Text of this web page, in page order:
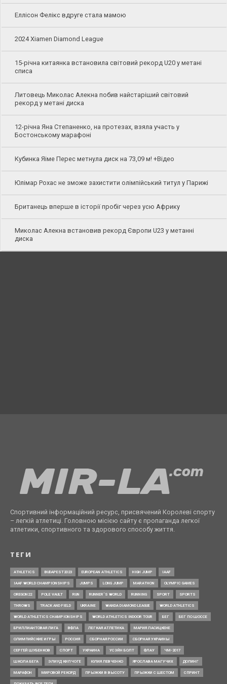
Еллісон Фелікс вдруге стала мамою
2024 Xiamen Diamond League
15-річна китаянка встановила світовий рекорд U20 у метані
списа
Литовець Миколас Алекна побив найстаріший світовий
рекорд у метані диска
12-річна Яна Степаненко, на протезах, взяла участь у
Бостонському марафоні
Кубинка Яіме Перес метнула диск на 73,09 м! +Відео
Юлімар Рохас не зможе захистити олімпійський титул у Парижі
Британець вперше в історії пробіг через усю Африку
Миколас Алекна встановив рекорд Європи U23 у метанні
диска
Спортивний інформаційний ресурс, присвячений Королеві спорту
– легкій атлетиці. Головною місією сайту є пропаганда легкої
атлетики, спортивного та здорового способу життя.
ТЕГИ
ATHLETICS BUDAPEST2023 EUROPEAN ATHLETICS HIGH JUMP IAAF
IAAF WORLD CHAMPIONSHIPS JUMPS LONG JUMP MARATHON OLYMPIC GAMES
OREGON22 POLE VAULT RUN RUNNER’S WORLD RUNNING SPORT SPORTS
THROWS TRACK AND FIELD UKRAINE WANDA DIAMOND LEAGUE WORLD ATHLETICS
WORLD ATHLETICS CHAMPIONSHIPS WORLD ATHLETICS INDOOR TOUR БЕГ БЕГ ПО ШОССЕ
БРИЛЛИАНТОВАЯ ЛИГА ВФЛА ЛЕГКАЯ АТЛЕТИКА МАРИЯ ЛАСИЦКЕНЕ
ОЛИМПИЙСКИЕ ИГРЫ РОССИЯ СБОРНАЯ РОССИИ СБОРНАЯ УКРАИНЫ
СЕРГЕЙ ШУБЕНКОВ СПОРТ УКРАИНА УСЭЙН БОЛТ ФЛАУ ЧМ-2017
ШКОЛА БЕГА ЭЛИУД КИПЧОГЕ ЮЛИЯ ЛЕВЧЕНКО ЯРОСЛАВА МАГУЧИХ ДОПИНГ
МАРАФОН МИРОВОЙ РЕКОРД ПРЫЖКИ В ВЫСОТУ ПРЫЖКИ С ШЕСТОМ СПРИНТ